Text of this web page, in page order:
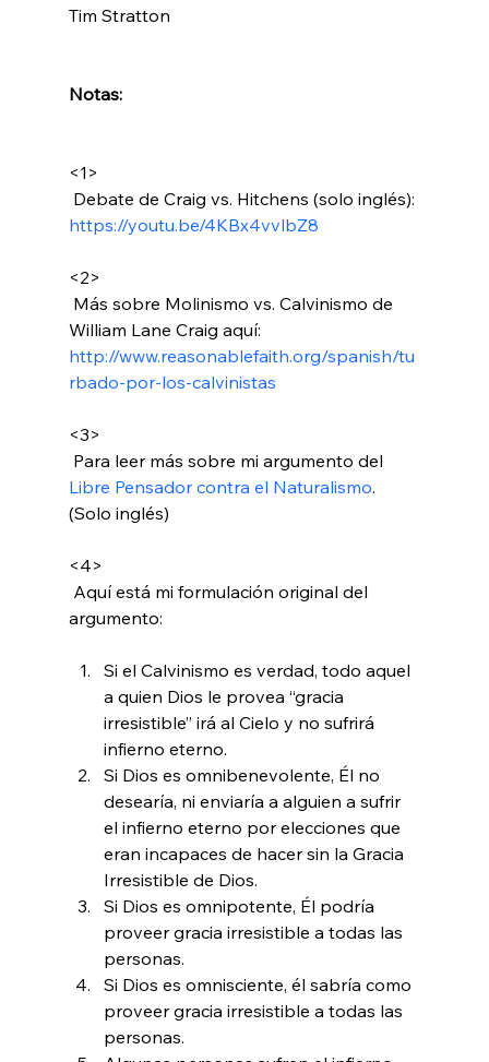
Tim Stratton
Notas:
<1>
Debate de Craig vs. Hitchens (solo inglés):
https://youtu.be/4KBx4vvlbZ8
<2>
William Lane Craig aquí:
http://www.reasonablefaith.org/spanish/tu
rbado-por-los-calvinistas
<3>
Para leer más sobre mi argumento del
Libre Pensador contra el Naturalismo.
(Solo inglés)
<4>
Si el Calvinismo es verdad, todo aquel
a quien Dios le provea “gracia
irresistible” irá al Cielo y no sufrirá
infierno eterno.
Si Dios es omnibenevolente, Él no
desearía, ni enviaría a alguien a sufrir
el infierno eterno por elecciones que
eran incapaces de hacer sin la Gracia
Irresistible de Dios.
Si Dios es omnipotente, Él podría
proveer gracia irresistible a todas las
personas.
Si Dios es omnisciente, él sabría como
proveer gracia irresistible a todas las
personas.